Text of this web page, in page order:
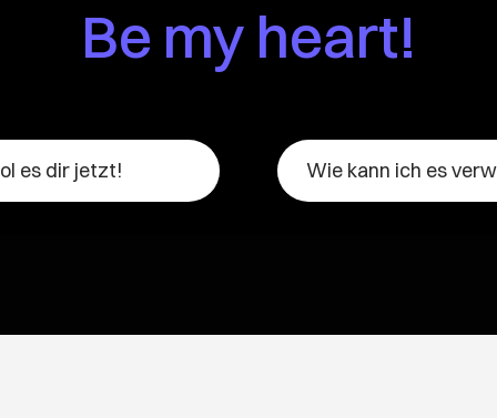
Be my heart!
es dir jetzt! Wie kann ich es